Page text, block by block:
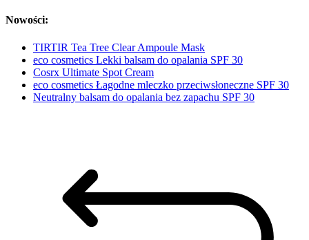
Nowości:
TIRTIR Tea Tree Clear Ampoule Mask
eco cosmetics Lekki balsam do opalania SPF 30
Cosrx Ultimate Spot Cream
eco cosmetics Łagodne mleczko przeciwsłoneczne SPF 30
Neutralny balsam do opalania bez zapachu SPF 30